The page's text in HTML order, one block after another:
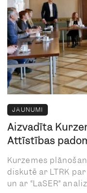
JAUNUMI
Aizvadīta
Attīstības
Kurzemes
diskutē ar LTRK
un ar “LaSER”